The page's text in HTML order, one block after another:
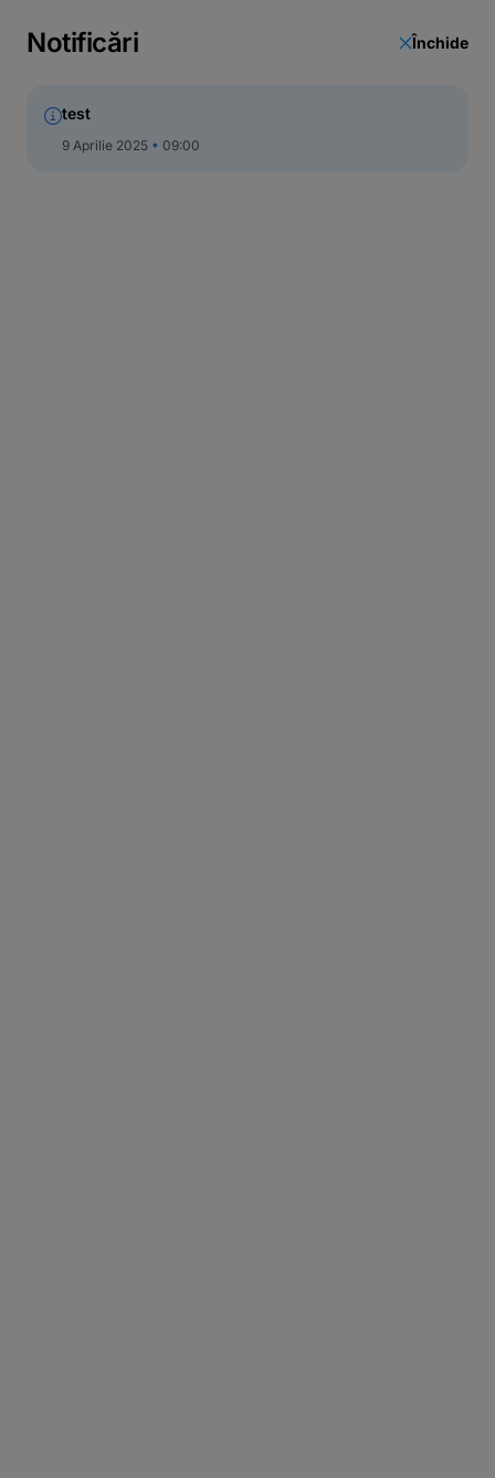
Notificări Închide
test
9 Aprilie 2025 09:00